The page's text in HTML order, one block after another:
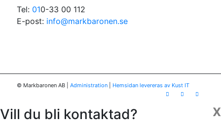
Tel: 010-33 00 112
E-post: info@markbaronen.se
© Markbaronen AB Administration Hemsidan levereras av Kust IT
X
Vill du bli kontaktad?